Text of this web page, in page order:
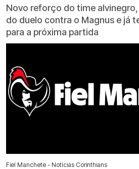
Novo reforço do time
do duelo contra o Magnus e já
para a próxima partida
Fiel Manchete - Notícias Corinthians